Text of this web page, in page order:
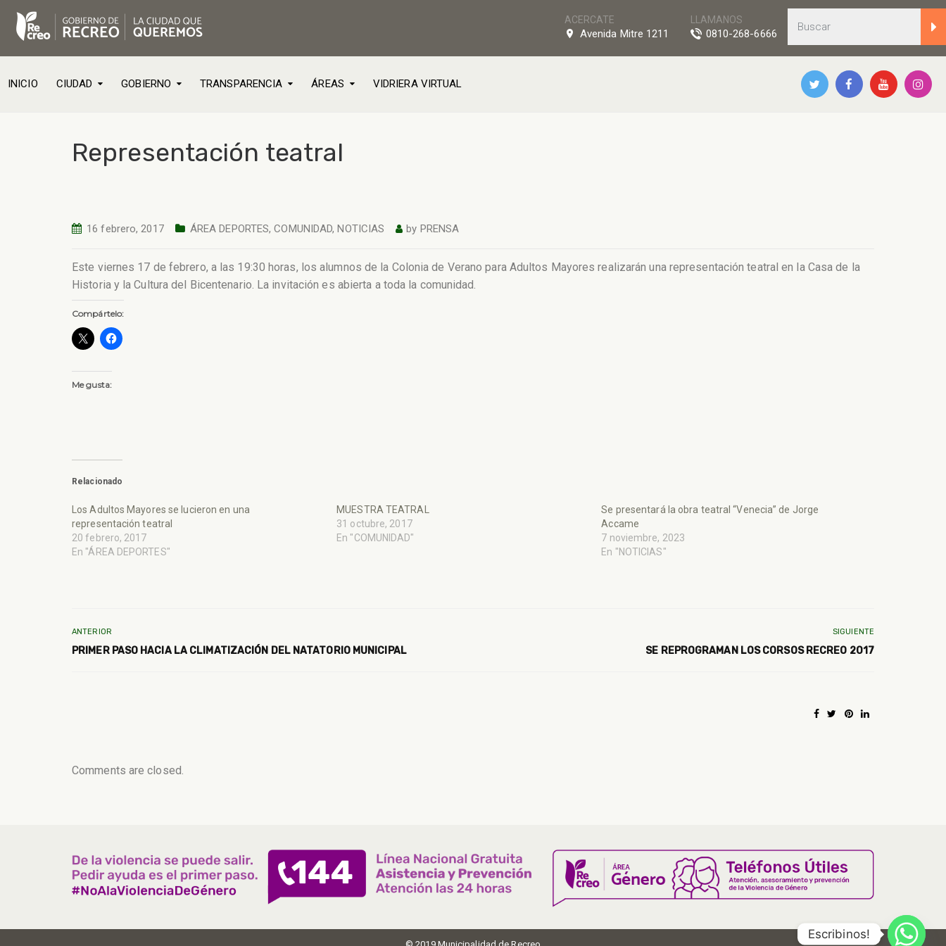
LLAMANOS
0810-268-6666
ACERCATE
Avenida Mitre 1211
INICIO CIUDAD GOBIERNO TRANSPARENCIA ÁREAS VIDRIERA VIRTUAL
Representación teatral
16 febrero, 2017 ÁREA DEPORTES,COMUNIDAD,NOTICIAS by PRENSA
Este viernes 17 de febrero, a las 19:30 horas, los alumnos de la Colonia de Verano para Adultos Mayores realizarán una representación teatral en la Casa de la
Historia y la Cultura del Bicentenario. La invitación es abierta a toda la comunidad.
Compártelo:
Me gusta:
Relacionado
Los Adultos Mayores se lucieron en una
representación teatral
20 febrero, 2017
En "ÁREA DEPORTES"
MUESTRA TEATRAL
31 octubre, 2017
En "COMUNIDAD"
Se presentará la obra teatral “Venecia” de Jorge
Accame
7 noviembre, 2023
En "NOTICIAS"
ANTERIOR
PRIMER PASO HACIA LA CLIMATIZACIÓN DEL NATATORIO MUNICIPAL
SIGUIENTE
SE REPROGRAMAN LOS CORSOS RECREO 2017
Comments are closed.
Escribinos!